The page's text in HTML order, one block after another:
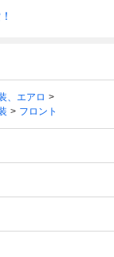
、エアロ
フロント